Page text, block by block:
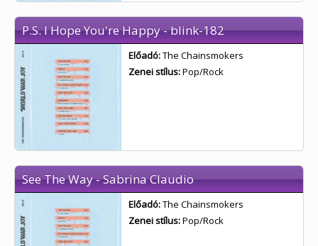
P.S. I Hope You're Happy - blink-182
Előadó:The Chainsmokers
Zenei stílus:Pop/Rock
See The Way - Sabrina Claudio
Előadó:The Chainsmokers
Zenei stílus:Pop/Rock